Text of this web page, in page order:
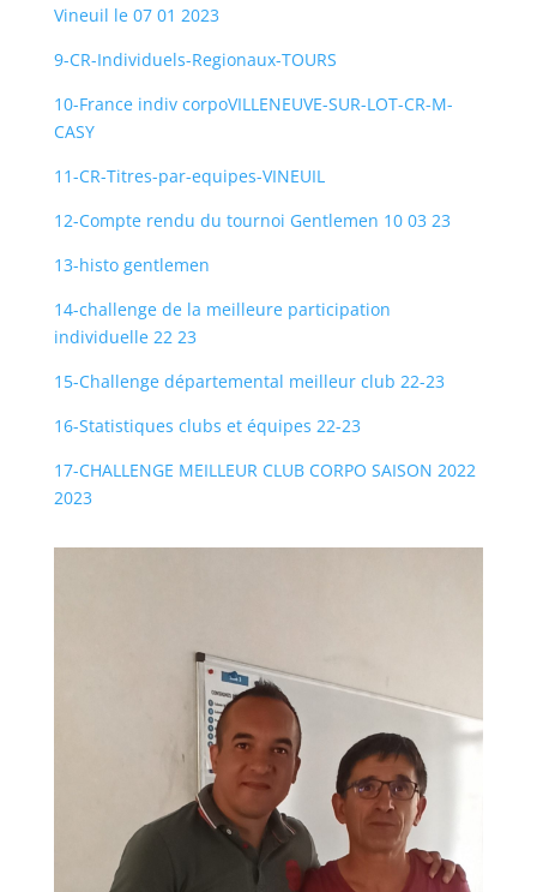
Vineuil le 07 01 2023
9-CR-Individuels-Regionaux-TOURS
10-France indiv corpoVILLENEUVE-SUR-LOT-CR-M-
CASY
11-CR-Titres-par-equipes-VINEUIL
12-Compte rendu du tournoi Gentlemen 10 03 23
13-histo gentlemen
14-challenge de la meilleure participation
individuelle 22 23
15-Challenge départemental meilleur club 22-23
16-Statistiques clubs et équipes 22-23
17-CHALLENGE MEILLEUR CLUB CORPO SAISON 2022
2023